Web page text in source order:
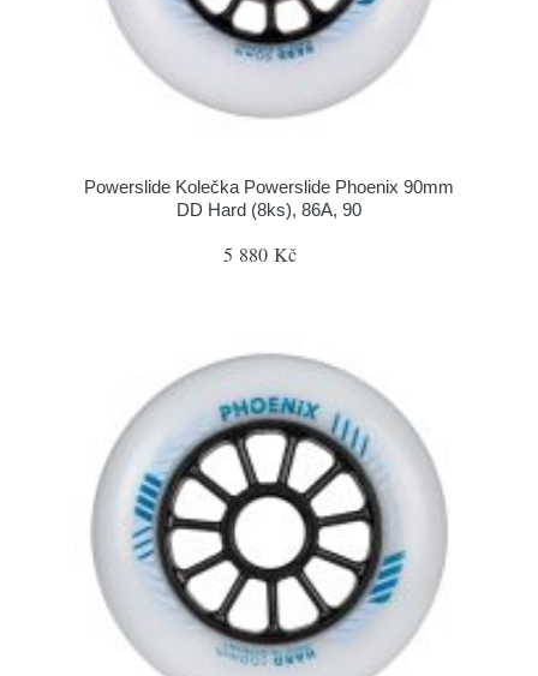
Powerslide Kolečka Powerslide Phoenix 90mm
DD Hard (8ks), 86A, 90
5 880 Kč